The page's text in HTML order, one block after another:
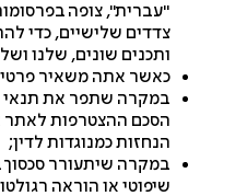
"עברית", צופה בפרסומות
צדדים שלישיים, כדי
ותכנים שונים, שלנו ושל
כאשר אתה משאיר פרטים
במקרה שתפר את תנאי
הסכם ההצטרפות לאתר או
הנחזות כמנוגדות לדין;
במקרה שיתעורר סכסוך בינך
שיפוטי או הוראה